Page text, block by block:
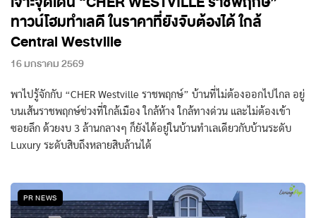
ทาวน์โฮมทำเลดี ในราคาที่ยังจับต้องได้ ใกล้
Central Westville
16 มกราคม 2569
พาไปรู้จักกับ “CHER Westville ราชพฤกษ์” บ้านที่ไม่ต้องออกไปไกล อยู่
บนเส้นราชพฤกษ์ช่วงที่ใกล้เมือง ใกล้ห้าง ใกล้ทางด่วน และไม่ต้องเข้า
ซอยลึก ด้วยงบ 3 ล้านกลางๆ ก็ยังได้อยู่ในบ้านทำเลเดียวกับบ้านระดับ
Luxury ระดับสิบถึงหลายสิบล้านได้
PR NEWS